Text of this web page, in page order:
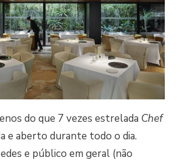
do que 7 vezes estrelada Chef
e aberto durante todo o dia.
e público em geral (não